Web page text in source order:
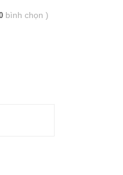
bình chọn )